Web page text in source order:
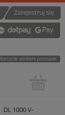
Zarejestruj się
DL 1000 V-